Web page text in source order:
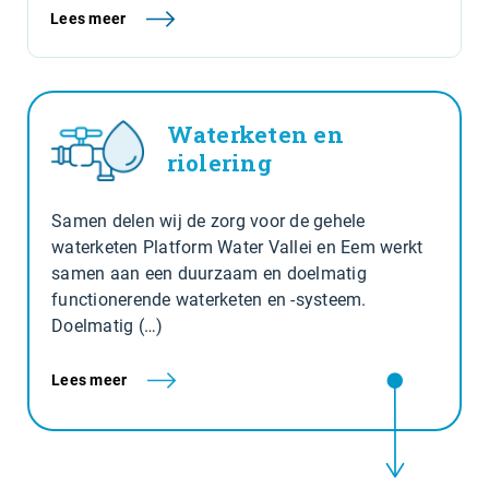
Lees meer
Waterketen en
riolering
Samen delen wij de zorg voor de gehele
waterketen Platform Water Vallei en Eem werkt
samen aan een duurzaam en doelmatig
functionerende waterketen en -systeem.
Doelmatig (…)
Lees meer